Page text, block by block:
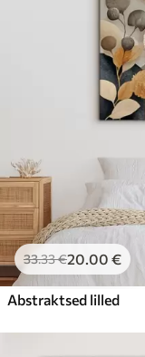
33.33€20.00 €
Abstraktsed lilled